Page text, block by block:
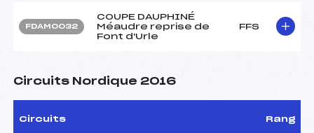
FDAM0032
COUPE DAUPHINÉ
Méaudre reprise de
Font d'Urle
FFS
Circuits Nordique 2016
Circuits Rang